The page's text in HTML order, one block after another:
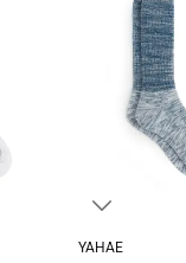
YAHAE